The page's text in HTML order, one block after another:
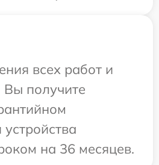
всех работ и
Вы получите
на 36 месяцев.